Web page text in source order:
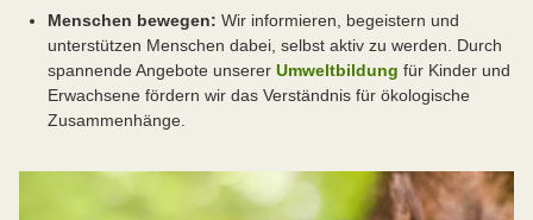
Menschen bewegen: Wir informieren, begeistern und
unterstützen Menschen dabei, selbst aktiv zu werden. Durch
spannende Angebote unserer Umweltbildung für Kinder und
Erwachsene fördern wir das Verständnis für ökologische
Zusammenhänge.